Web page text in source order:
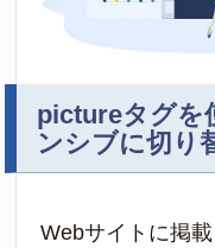
pictureタグを
ンシブに切り
Webサイトに掲